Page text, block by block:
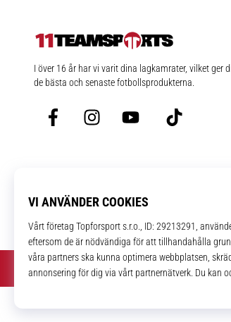
11teamsports.se
I över 16 år har vi varit dina lagkamrater, vilket ger
de bästa och senaste fotbollsprodukterna.
FacebookInstagramYouTubeTikTok